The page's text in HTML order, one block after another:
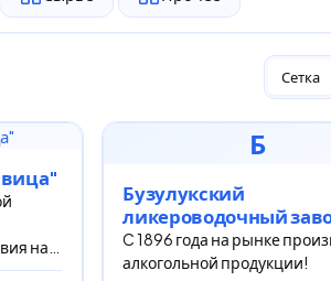
Сетка
на
Б
Бузулукский
ликероводочный
C 1896 года на рынке
алкогольной продукции!